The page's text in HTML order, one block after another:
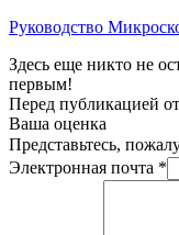
Руководство
Здесь еще никто не
первым!
Перед публикацией
Ваша оценка
Представьтесь,
Электронная почта *